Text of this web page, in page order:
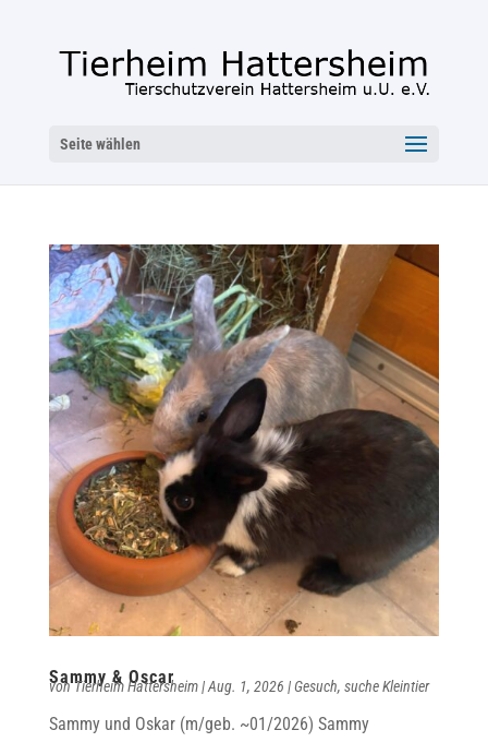
Seite wählen
Sammy & Oscar
vonTierheim Hattersheim|Aug. 1, 2026 |Gesuch, suche Kleintier
Sammy und Oskar (m/geb. ~01/2026) Sammy